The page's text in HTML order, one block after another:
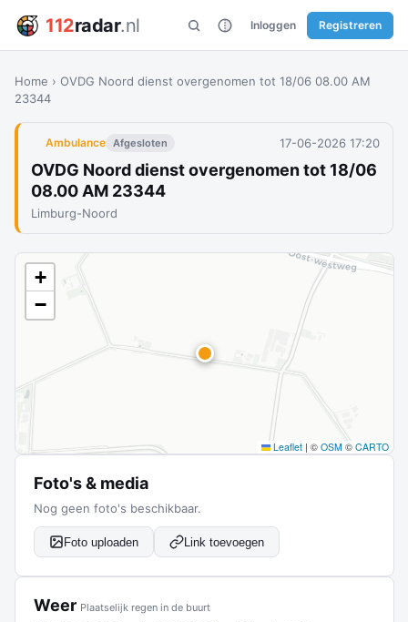
112radar.nl Inloggen Registreren
Home › OVDG Noord dienst overgenomen tot 18/06 08.00 AM
23344
Ambulance Afgesloten 17-06-2026 17:20
OVDG Noord dienst overgenomen tot 18/06
08.00 AM 23344
Limburg-Noord
+
−
Leaflet | © OSM © CARTO
Foto's & media
Nog geen foto's beschikbaar.
Foto uploaden Link toevoegen
Weer Plaatselijk regen in de buurt